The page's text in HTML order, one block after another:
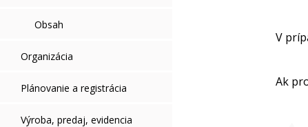
Obsah
Organizácia
Plánovanie a registrácia
Výroba, predaj, evidencia
V
Ak